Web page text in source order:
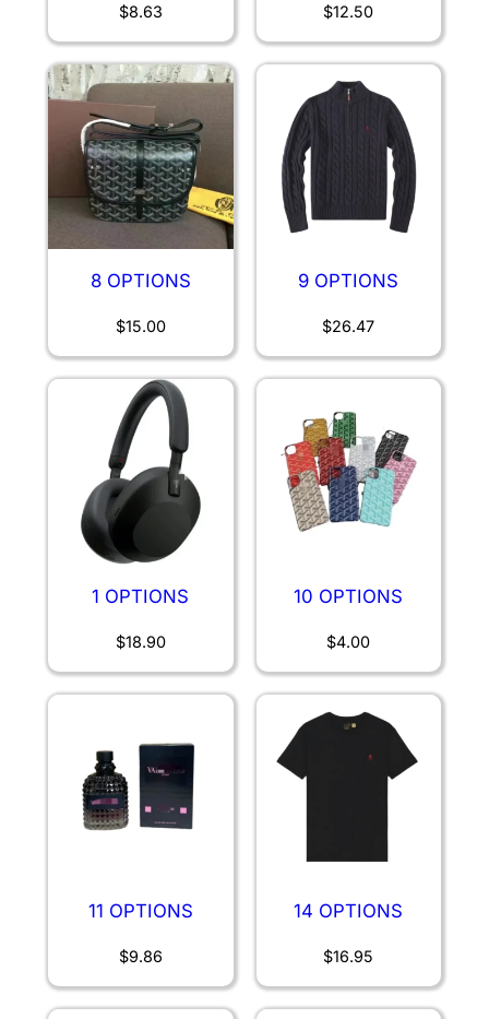
$8.63 $12.50
8 OPTIONS
$15.00
9 OPTIONS
$26.47
1 OPTIONS
$18.90
10 OPTIONS
$4.00
11 OPTIONS
$9.86
14 OPTIONS
$16.95